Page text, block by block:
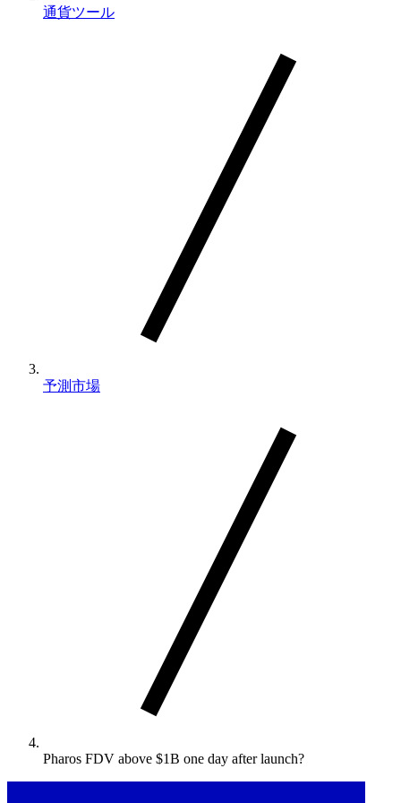
通貨ツール
予測市場
Pharos FDV above $1B one day after launch?